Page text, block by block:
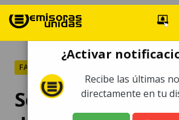
FARÁNDULA
Se hace viral la
¿Activar
Recibe las últimas
directamente en tu